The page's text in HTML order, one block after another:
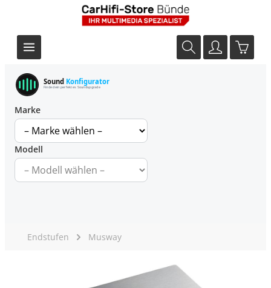
Sound Konfigurator
Finde dein perfektes Soundupgrade
Marke
Modell
Endstufen Musway